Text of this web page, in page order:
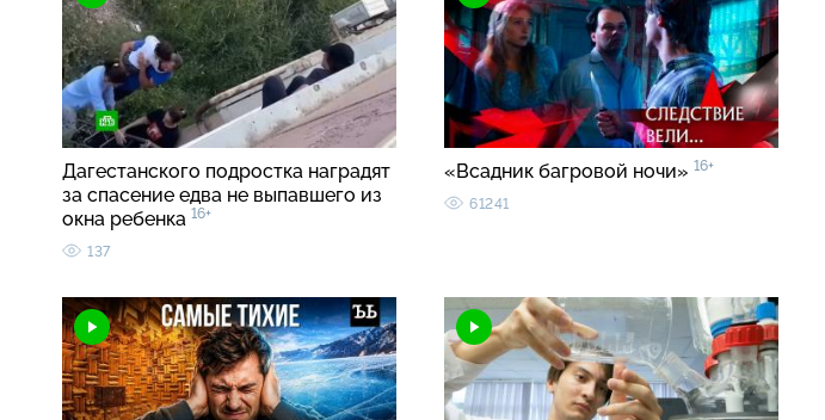
Дагестанского подростка наградят
за спасение едва не выпавшего из
окна ребенка 16+
137
«Всадник багровой ночи» 16+
61241